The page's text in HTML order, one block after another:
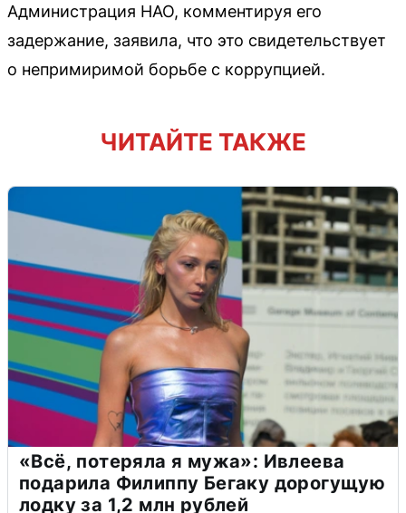
Администрация НАО, комментируя его
задержание, заявила, что это свидетельствует
о непримиримой борьбе с коррупцией.
ЧИТАЙТЕ ТАКЖЕ
«Всё, потеряла я мужа»: Ивлеева
подарила Филиппу Бегаку дорогущую
лодку за 1,2 млн рублей